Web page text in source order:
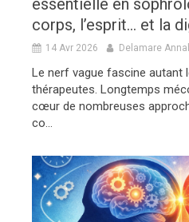
essentielle en
corps, l’esprit… et la
14 Avr 2026 Delamare
Le nerf vague fascine autant
thérapeutes. Longtemps
cœur de nombreuses
co...